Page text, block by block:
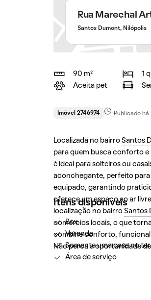
Rua Marechal
Santos Dumont, Nilópolis
90 m² 1
Aceita pet
Imóvel 2746974 Publicado há
Localizada no bairro Santos
para quem busca conforto e
é ideal para solteiros ou
aconchegante, perfeito para
equipado, garantindo
oferece um espaço ao ar
localização no bairro Santos
comércios locais, o que
combine conforto,
Não perca a oportunidade
Itens disponíveis
Box
Varanda
Somente uma casa no
Área de serviço